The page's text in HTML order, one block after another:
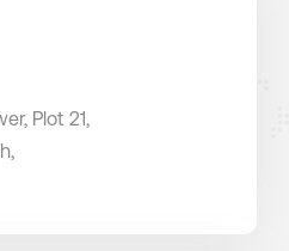
Plot 21,